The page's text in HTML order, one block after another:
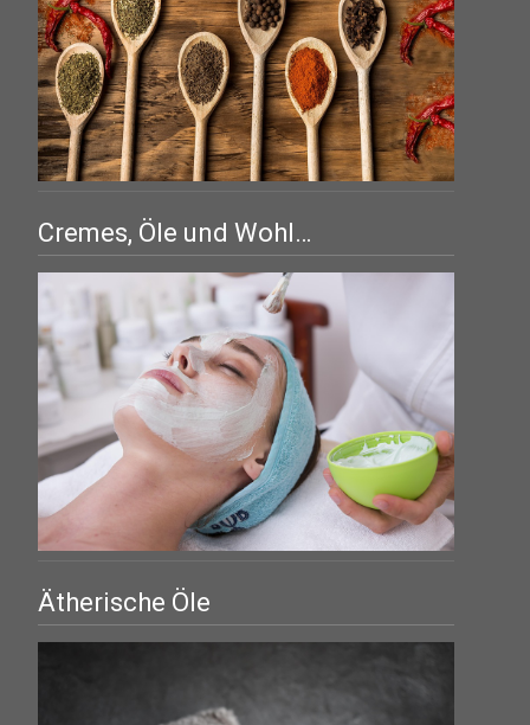
Cremes, Öle und Wohl…
Ätherische Öle